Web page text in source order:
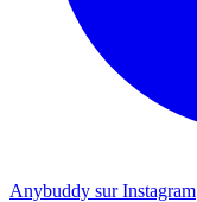
Anybuddy sur Instagram